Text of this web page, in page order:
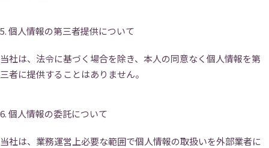
お問い合わせ プライバシーポリシー
5. 個人情報の第三者提供について
当社は、法令に基づく場合を除き、本人の同意なく個人情報を第
三者に提供することはありません。
6. 個人情報の委託について
当社は、業務運営上必要な範囲で個人情報の取扱いを外部業者に